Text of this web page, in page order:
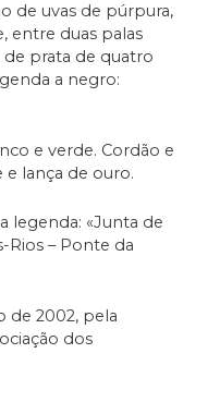
de uvas de púrpura,
entre duas palas
de prata de quatro
a negro:
e verde. Cordão e
e lança de ouro.
legenda: «Junta de
Rios – Ponte da
de 2002, pela
dos